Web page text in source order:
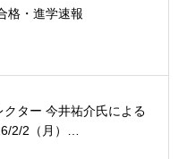
・進学速報
クター 今井祐介氏による
2/2（月）…